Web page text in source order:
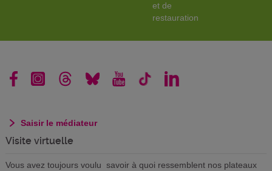
et de
restauration
Saisir le médiateur
Visite virtuelle
Vous avez toujours voulu savoir à quoi ressemblent nos plateaux